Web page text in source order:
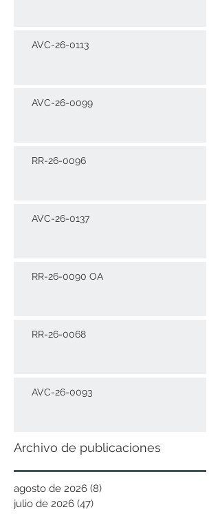
AVC-26-0113
AVC-26-0099
RR-26-0096
AVC-26-0137
RR-26-0090 OA
RR-26-0068
AVC-26-0093
Archivo de publicaciones
agosto de 2026 (8)
julio de 2026 (47)